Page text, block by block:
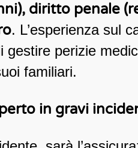
diritto penale
. L’esperienza sul
gestire perizie
familiari.
in gravi